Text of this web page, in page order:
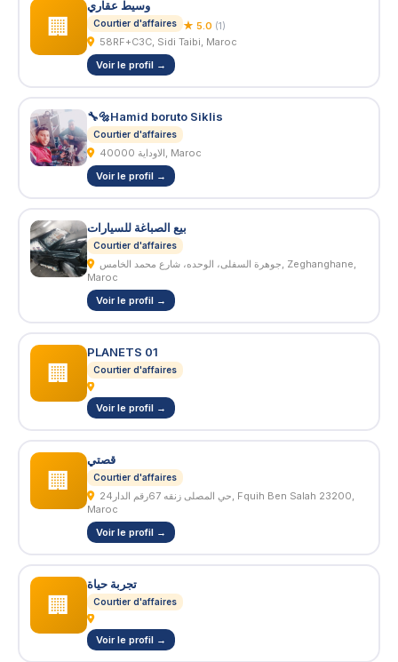
🏢
وسيط عقاري
Courtier d'affaires ★ 5.0 (1)
58RF+C3C, Sidi Taibi, Maroc
Voir le profil →
🔧🔩Hamid boruto Siklis
Courtier d'affaires
الاوداية 40000, Maroc
Voir le profil →
بيع الصباغة للسيارات
Courtier d'affaires
Maroc
Voir le profil →
🏢
PLANETS 01
Courtier d'affaires
Voir le profil →
🏢
قصتي
Courtier d'affaires
Maroc
Voir le profil →
🏢
تجربة حياة
Courtier d'affaires
Voir le profil →